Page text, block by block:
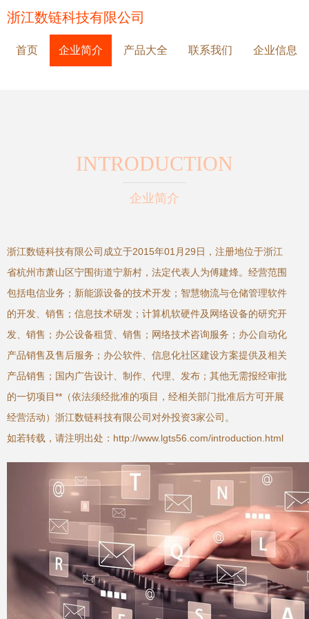
浙江数链科技有限公司
首页 企业简介 产品大全 联系我们 企业信息
INTRODUCTION
企业简介
浙江数链科技有限公司成立于2015年01月29日，注册地位于浙江
省杭州市萧山区宁围街道宁新村，法定代表人为傅建烽。经营范围
包括电信业务；新能源设备的技术开发；智慧物流与仓储管理软件
的开发、销售；信息技术研发；计算机软硬件及网络设备的研究开
发、销售；办公设备租赁、销售；网络技术咨询服务；办公自动化
产品销售及售后服务；办公软件、信息化社区建设方案提供及相关
产品销售；国内广告设计、制作、代理、发布；其他无需报经审批
的一切项目**（依法须经批准的项目，经相关部门批准后方可开展
经营活动）浙江数链科技有限公司对外投资3家公司。
如若转载，请注明出处：http://www.lgts56.com/introduction.html